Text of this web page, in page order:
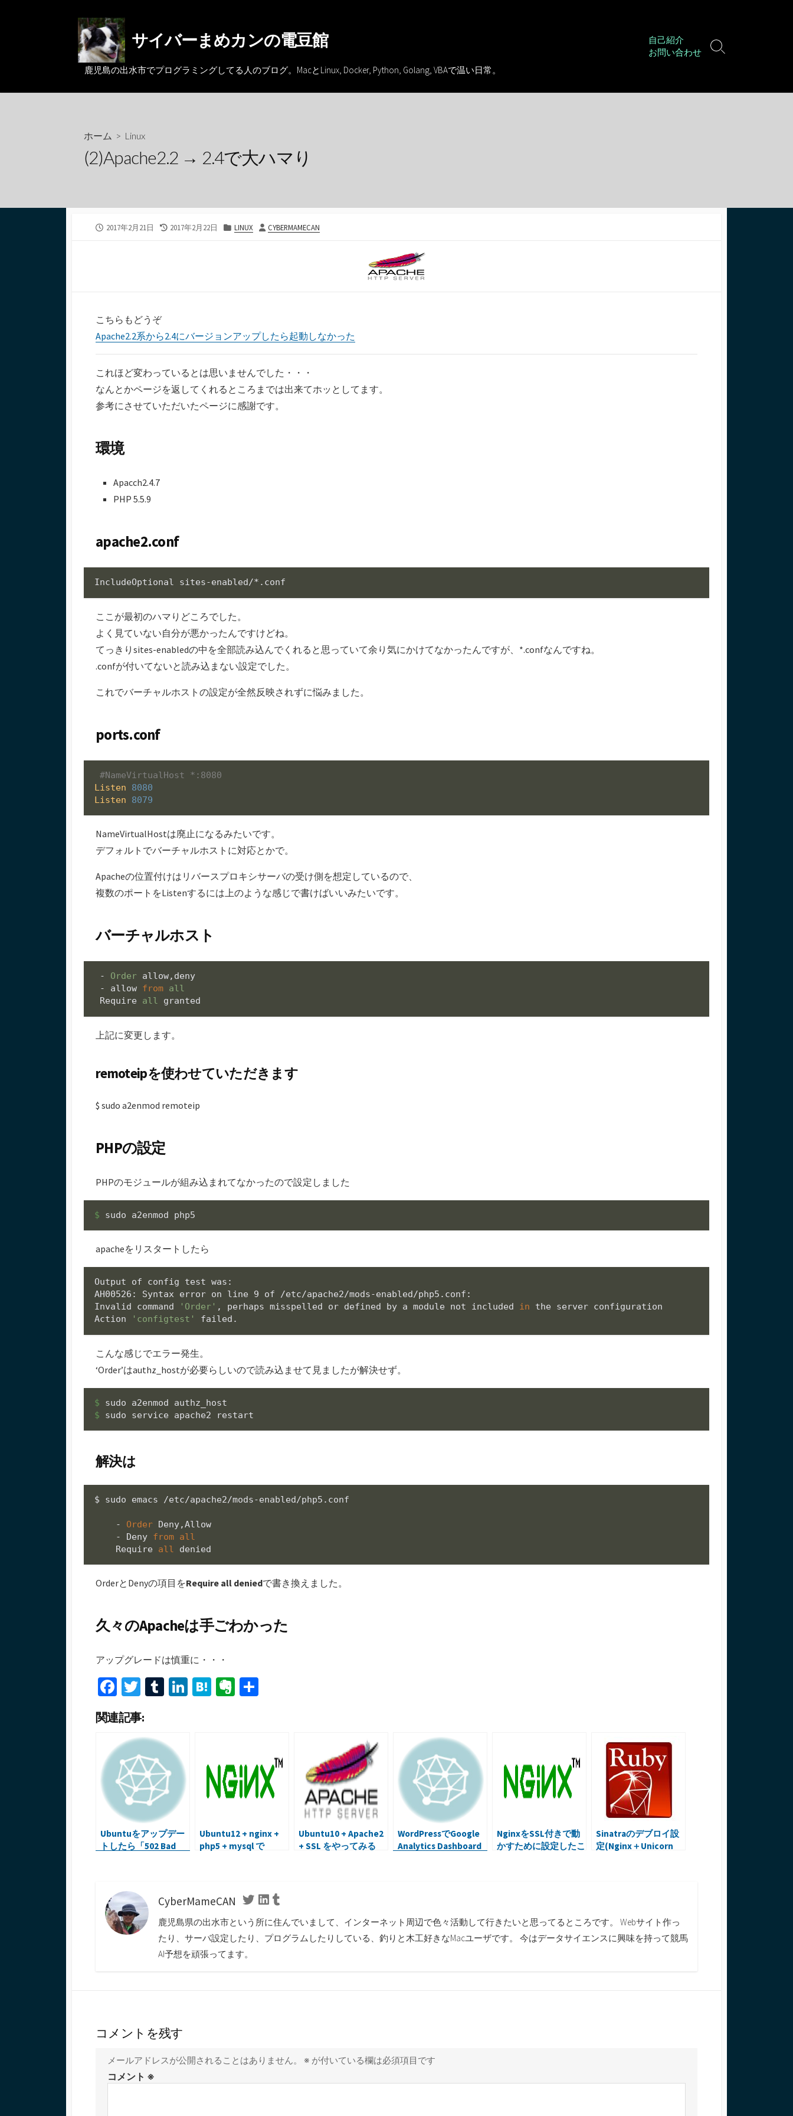
サイバーまめカンの電豆館
鹿児島の出水市でプログラミングしてる人のブログ。MacとLinux, Docker, Python, Golang, VBAで温い日常。
自己紹介
お問い合わせ
検
ホーム > Linux
(2)Apache2.2 → 2.4で大ハマり
公
2017年2月21日
最
2017年2月22日
カ
LINUX
投
CYBERMAMECAN
こちらもどうぞ
Apache2.2系から2.4にバージョンアップしたら起動しなかった
これほど変わっているとは思いませんでした・・・
なんとかページを返してくれるところまでは出来てホッとしてます。
参考にさせていただいたページに感謝です。
環境
Apacch2.4.7
PHP 5.5.9
apache2.conf
ここが最初のハマりどころでした。
よく見ていない自分が悪かったんですけどね。
てっきりsites-enabledの中を全部読み込んでくれると思っていて余り気にかけてなかったんですが、*.confなんですね。
.confが付いてないと読み込まない設定でした。
これでバーチャルホストの設定が全然反映されずに悩みました。
ports.conf
#NameVirtualHost *:8080
Listen
8080
Listen
8079
NameVirtualHostは廃止になるみたいです。
デフォルトでバーチャルホストに対応とかで。
Apacheの位置付けはリバースプロキシサーバの受け側を想定しているので、
複数のポートをListenするには上のような感じで書けばいいみたいです。
バーチャルホスト
- Order allow,deny
- allow from all
Require all
上記に変更します。
remoteipを使わせていただきます
$ sudo a2enmod remoteip
PHPの設定
PHPのモジュールが組み込まれてなかったので設定しました
$
apacheをリスタートしたら
Output of config test was:
AH00526: Syntax error on line 9 of /etc/apache2/mods-enabled/php5.conf:
Invalid command 'Order' , perhaps misspelled or defined by a module not included in the server configuration
Action
'configtest'
こんな感じでエラー発生。
‘Order’はauthz_hostが必要らしいので読み込ませて見ましたが解決せず。
$
$
解決は
$ sudo emacs /etc/apache2/mods-enabled/php5.conf
- Order Deny,Allow
-
Deny from all
    Require
all
OrderとDenyの項目をRequire all deniedで書き換えました。
久々のApacheは手ごわかった
アップグレードは慎重に・・・
Fa
ce
b
o
o
k
T
wi
tt
er
T
bl
r
Li H
a
Ev
e
関連記事:
Ubuntuをアップデー
トしたら「502 Bad
Ubuntu12 + nginx +
php5 + mysql で
Ubuntu10 + Apache2
+ SSL をやってみる
WordPressでGoogle
Analytics Dashboard
NginxをSSL付きで動
かすために設定したこ
Sinatraのデブロイ設
定(Nginx＋Unicorn
CyberMameCAN TwitterLinkedin
鹿児島県の出水市という所に住んでいまして、インターネット周辺で色々活動して行きたいと思ってるところです。 Webサイト作っ
たり、サーバ設定したり、プログラムしたりしている、釣りと木工好きなMacユーザです。 今はデータサイエンスに興味を持って競馬
AI予想を頑張ってます。
コメントを残す
メールアドレスが公開されることはありません。 ※ が付いている欄は必須項目です
コメント ※